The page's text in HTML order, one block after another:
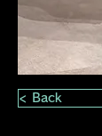
< Back